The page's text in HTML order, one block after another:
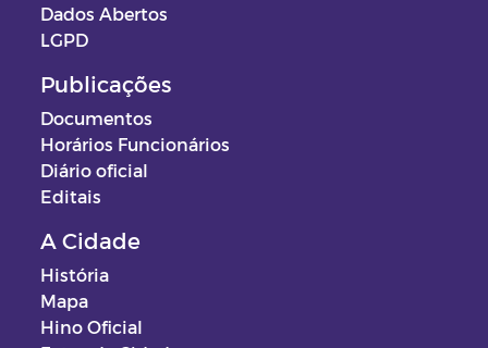
Dados Abertos
LGPD
Publicações
Documentos
Horários Funcionários
Diário oficial
Editais
A Cidade
História
Mapa
Hino Oficial